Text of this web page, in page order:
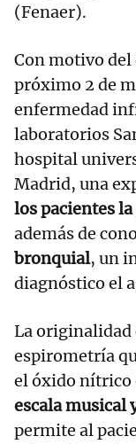
(Fenaer).
Con motivo
próximo 2 de
enfermedad
laboratorios
hospital
Madrid, una
los pacientes
además de
bronquial, un
diagnóstico el
La originalidad
espirometría
el óxido nítrico
escala musical
permite al